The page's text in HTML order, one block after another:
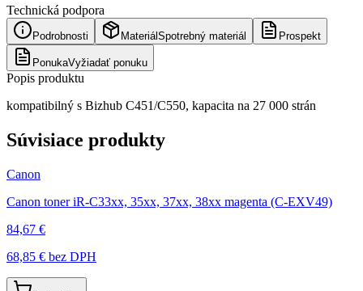
Technická podpora
Podrobnosti Materiál Spotrebný materiál Prospekt
PonukaVyžiadať ponuku
Popis produktu
kompatibilný s Bizhub C451/C550, kapacita na 27 000 strán
Súvisiace produkty
Canon
Canon toner iR-C33xx, 35xx, 37xx, 38xx magenta (C-EXV49)
84,67 €
68,85 € bez DPH